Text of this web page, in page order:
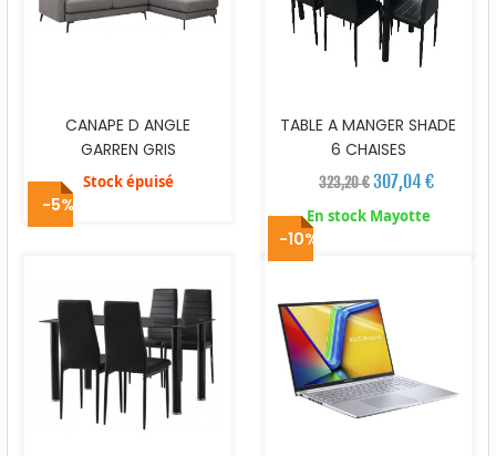
CANAPE D ANGLE
GARREN GRIS
Stock épuisé
TABLE A MANGER SHADE
6 CHAISES
323,20 €307,04 €
En stock Mayotte
-5%
-10%